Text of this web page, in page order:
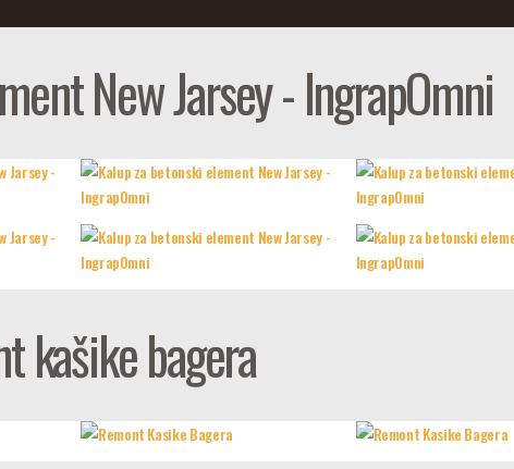
New Jarsey - IngrapOmni
kašike bagera